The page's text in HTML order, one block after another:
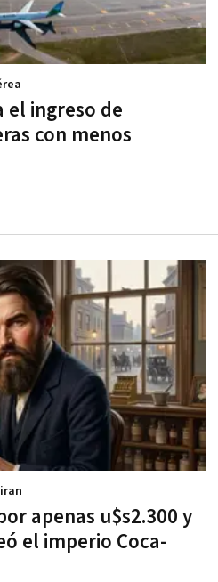
el ingreso de
con menos
apenas u$s2.300 y
el imperio Coca-